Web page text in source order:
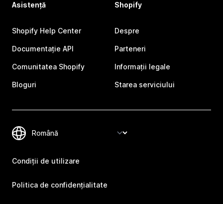
Asistență
Shopify Help Center
Documentație API
Comunitatea Shopify
Bloguri
Shopify
Despre
Parteneri
Informații legale
Starea serviciului
Condiții de utilizare
Politica de confidențialitate